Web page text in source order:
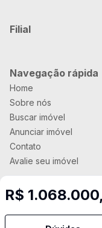
R$
Filial
Navegação rápida
Home
Sobre nós
Buscar imóvel
Anunciar imóvel
Contato
Avalie seu imóvel